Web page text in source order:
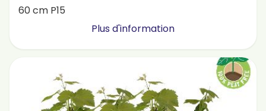
60 cm P15
Plus d'information